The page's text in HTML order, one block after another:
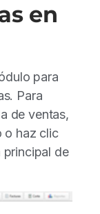
en
para
Para
de ventas,
o haz clic
de